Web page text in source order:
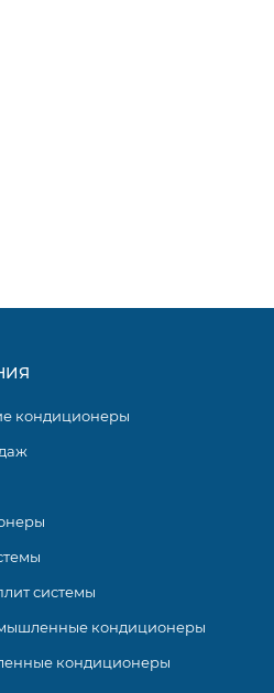
кондиционеры
системы
кондиционеры
кондиционеры